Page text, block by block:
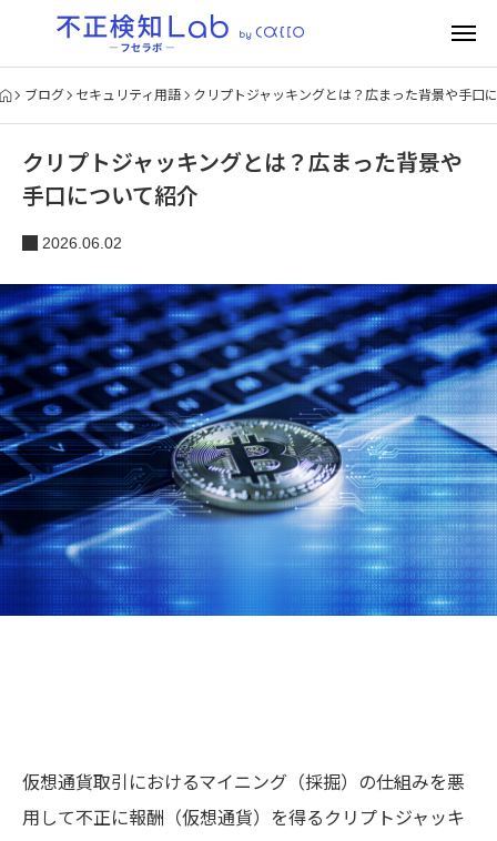
ブログ セキュリティ用語 クリプトジャッキングとは？広まった背景や手口
クリプトジャッキングとは？広まった背景や
手口について紹介
2026.06.02
仮想通貨取引におけるマイニング（採掘）の仕組みを悪
用して不正に報酬（仮想通貨）を得るクリプトジャッキ